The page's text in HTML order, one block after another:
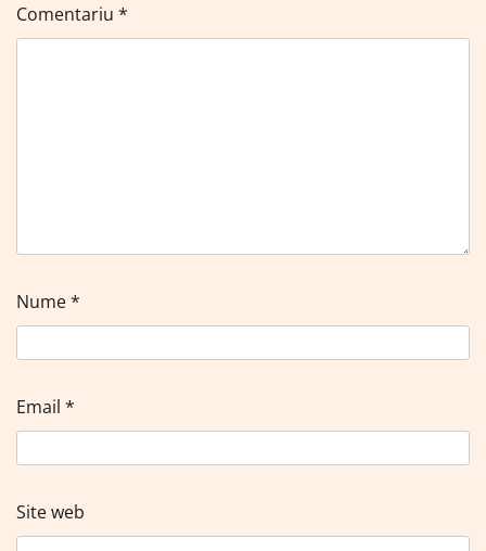
Comentariu *
Nume*
Email *
Site web